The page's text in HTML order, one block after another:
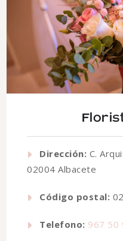
Dirección: C.
02004 Albacete
Código postal:
Telefono: 967 50